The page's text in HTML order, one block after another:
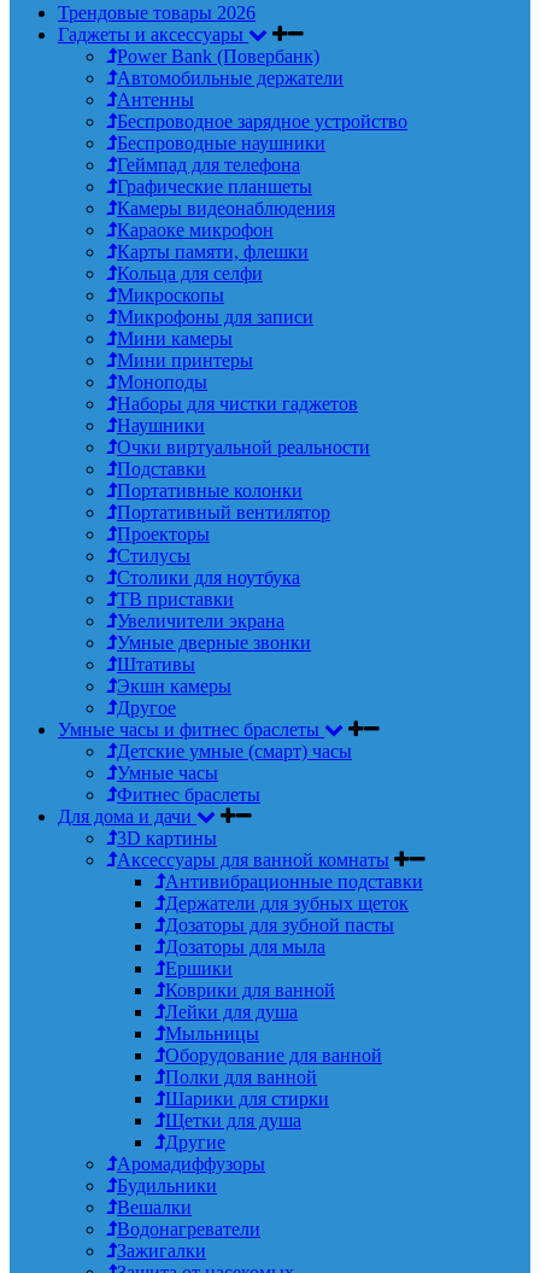
Трендовые товары 2026
Гаджеты и аксессуары
Power Bank (Повербанк)
Автомобильные держатели
Антенны
Беспроводное зарядное устройство
Беспроводные наушники
Геймпад для телефона
Графические планшеты
Камеры видеонаблюдения
Караоке микрофон
Карты памяти, флешки
Кольца для селфи
Микроскопы
Микрофоны для записи
Мини камеры
Мини принтеры
Моноподы
Наборы для чистки гаджетов
Наушники
Очки виртуальной реальности
Подставки
Портативные колонки
Портативный вентилятор
Проекторы
Стилусы
Столики для ноутбука
ТВ приставки
Увеличители экрана
Умные дверные звонки
Штативы
Экшн камеры
Другое
Умные часы и фитнес браслеты
Детские умные (смарт) часы
Умные часы
Фитнес браслеты
Для дома и дачи
3D картины
Аксессуары для ванной комнаты
Антивибрационные подставки
Держатели для зубных щеток
Дозаторы для зубной пасты
Дозаторы для мыла
Ершики
Коврики для ванной
Лейки для душа
Мыльницы
Оборудование для ванной
Полки для ванной
Шарики для стирки
Щетки для душа
Другие
Аромадиффузоры
Будильники
Вешалки
Водонагреватели
Зажигалки